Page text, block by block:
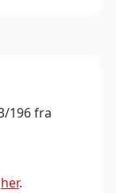
196 fra
her.